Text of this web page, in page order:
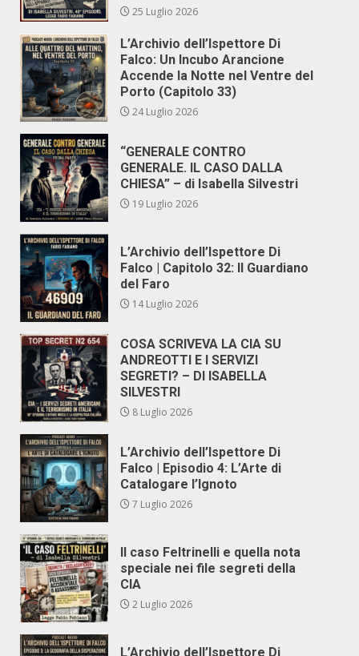
25 Luglio 2026
L’Archivio dell’Ispettore Di
Falco: Un Incubo Arancione
Accende la Notte nel Ventre del
Porto (Capitolo 33)
24 Luglio 2026
“GENERALE CONTRO
GENERALE. IL CASO DALLA
CHIESA” – di Isabella Silvestri
19 Luglio 2026
L’Archivio dell’Ispettore Di
Falco | Capitolo 32: Il Guardiano
del Faro
14 Luglio 2026
COSA SCRIVEVA LA CIA SU
ANDREOTTI E I SERVIZI
SEGRETI? – DI ISABELLA
SILVESTRI
8 Luglio 2026
L’Archivio dell’Ispettore Di
Falco | Episodio 4: L’Arte di
Catalogare l’Ignoto
7 Luglio 2026
Il caso Feltrinelli e quella nota
speciale nei file segreti della
CIA
2 Luglio 2026
L’Archivio dell’Ispettore Di